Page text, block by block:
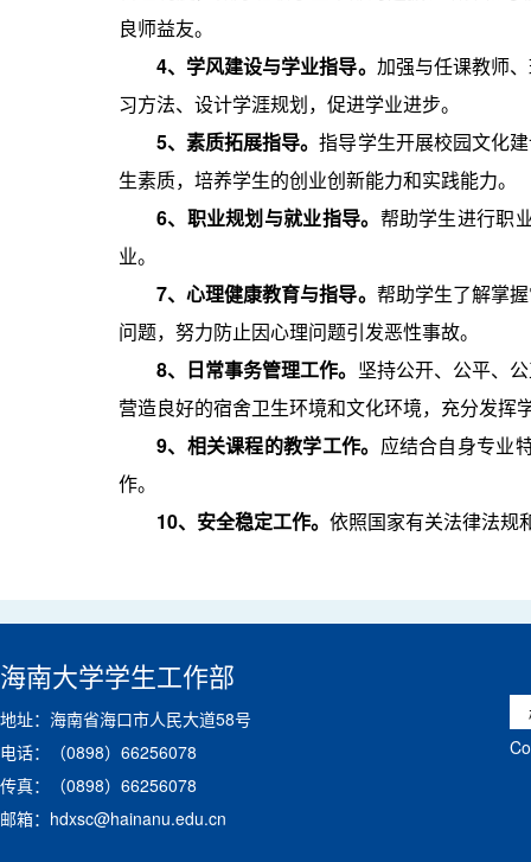
良师益友。
4、学风建设与学业指导。 加强与任课教师
习方法、设计学涯规划，促进学业进步。
5、素质拓展指导。指导学生开展校园文化
生素质，培养学生的创业创新能力和实践能力。
6、职业规划与就业指导。 帮助学生进行职
业。
7、心理健康教育与指导。 帮助学生了解掌
问题，努力防止因心理问题引发恶性事故。
8、日常事务管理工作。 坚持公开、公平、
营造良好的宿舍卫生环境和文化环境，充分发
9、相关课程的教学工作。 应结合自身专业
作。
10、安全稳定工作。 依照国家有关法律法规
海南大学学生工作部
地址：海南省海口市人民大道58号
电话：（0898）66256078
传真：（0898）66256078
邮箱：hdxsc@hainanu.edu.cn